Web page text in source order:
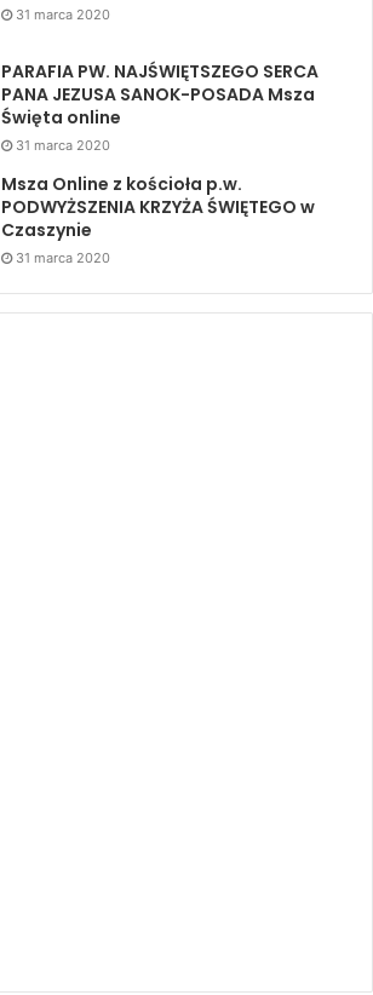
31 marca 2020
PARAFIA PW. NAJŚWIĘTSZEGO SERCA
PANA JEZUSA SANOK-POSADA Msza
Święta online
31 marca 2020
Msza Online z kościoła p.w.
PODWYŻSZENIA KRZYŻA ŚWIĘTEGO w
Czaszynie
31 marca 2020